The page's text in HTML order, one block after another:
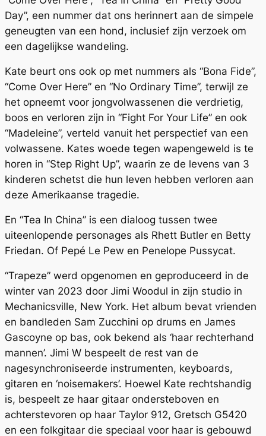
Day”, een nummer dat ons herinnert aan de simpele
geneugten van een hond, inclusief zijn verzoek om
een ​​dagelijkse wandeling.
Kate beurt ons ook op met nummers als “Bona Fide”,
“Come Over Here” en “No Ordinary Time”, terwijl ze
het opneemt voor jongvolwassenen die verdrietig,
boos en verloren zijn in “Fight For Your Life” en ook
“Madeleine”, verteld vanuit het perspectief van een
volwassene. Kates woede tegen wapengeweld is te
horen in “Step Right Up”, waarin ze de levens van 3
kinderen schetst die hun leven hebben verloren aan
deze Amerikaanse tragedie.
En “Tea In China” is een dialoog tussen twee
uiteenlopende personages als Rhett Butler en Betty
Friedan. Of Pepé Le Pew en Penelope Pussycat.
“Trapeze” werd opgenomen en geproduceerd in de
winter van 2023 door Jimi Woodul in zijn studio in
Mechanicsville, New York. Het album bevat vrienden
en bandleden Sam Zucchini op drums en James
Gascoyne op bas, ook bekend als ‘haar rechterhand
mannen’. Jimi W bespeelt de rest van de
nagesynchroniseerde instrumenten, keyboards,
gitaren en ‘noisemakers’. Hoewel Kate rechtshandig
is, bespeelt ze haar gitaar ondersteboven en
achterstevoren op haar Taylor 912, Gretsch G5420
en een folkgitaar die speciaal voor haar is gebouwd